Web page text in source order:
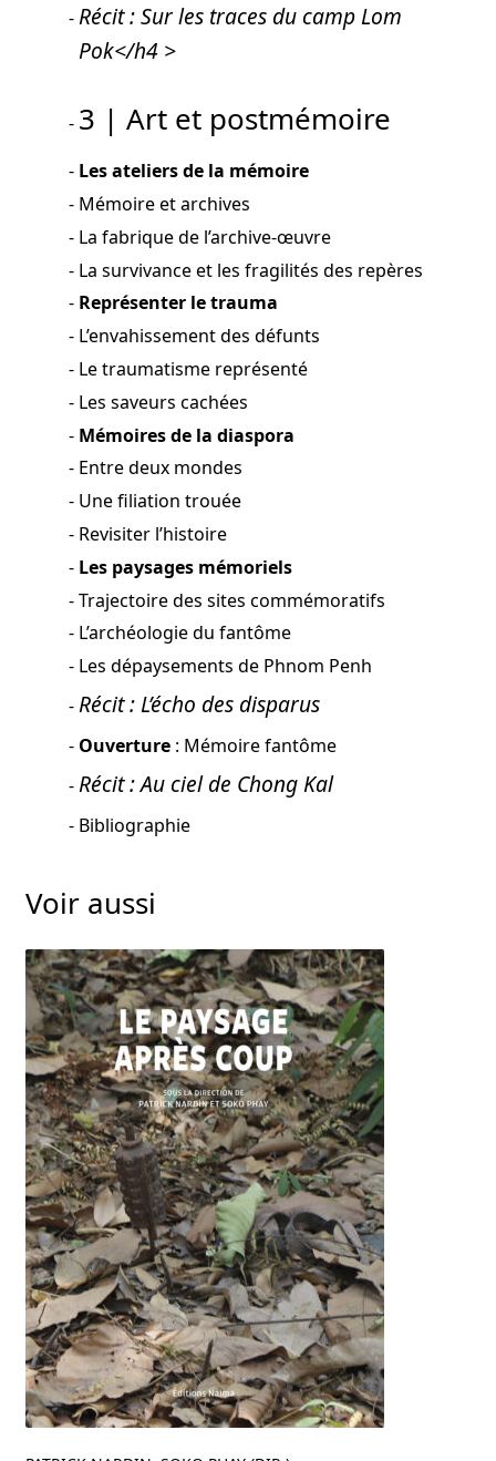
Récit : Sur les traces du camp Lom
Pok</h4 >
3 | Art et postmémoire
Les ateliers de la mémoire
Mémoire et archives
La fabrique de l’archive-œuvre
La survivance et les fragilités des repères
Représenter le trauma
L’envahissement des défunts
Le traumatisme représenté
Les saveurs cachées
Mémoires de la diaspora
Entre deux mondes
Une filiation trouée
Revisiter l’histoire
Les paysages mémoriels
Trajectoire des sites commémoratifs
L’archéologie du fantôme
Les dépaysements de Phnom Penh
Récit : L’écho des disparus
Ouverture: Mémoire fantôme
Récit : Au ciel de Chong Kal
Bibliographie
Voir aussi